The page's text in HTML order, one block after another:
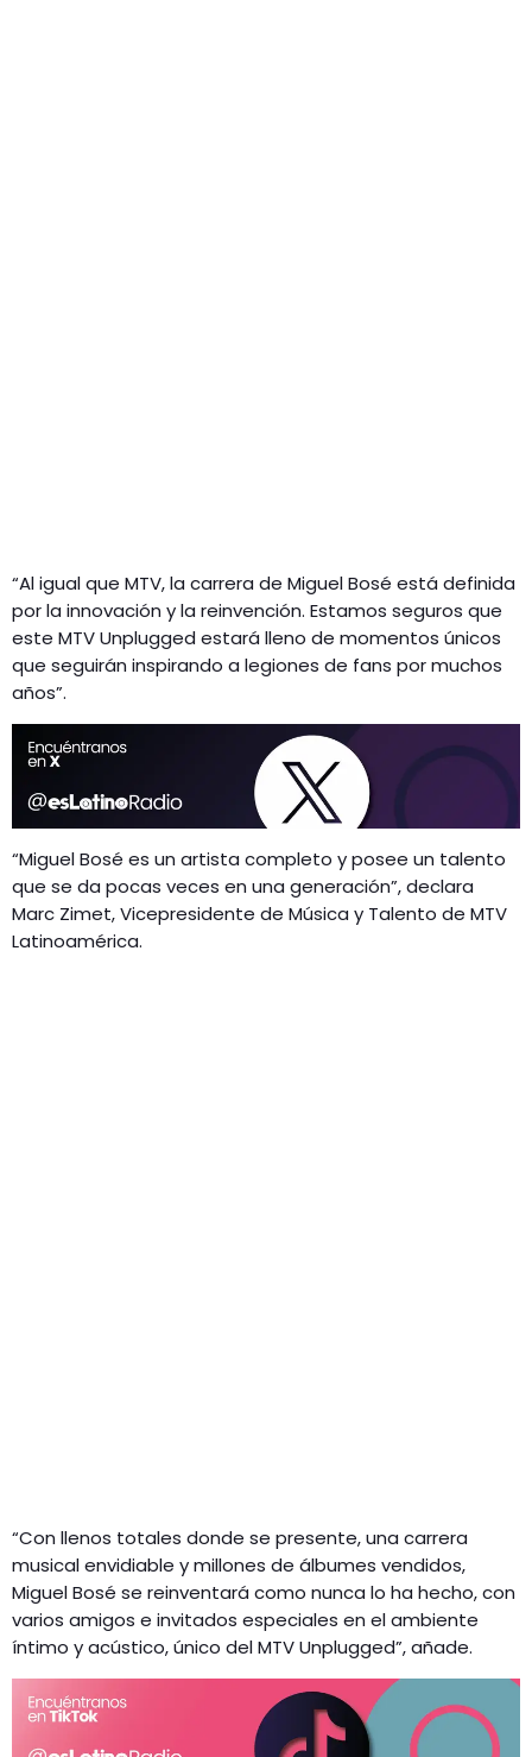
“Al igual que MTV, la carrera de Miguel Bosé está definida
por la innovación y la reinvención. Estamos seguros que
este MTV Unplugged estará lleno de momentos únicos
que seguirán inspirando a legiones de fans por muchos
años”.
“Miguel Bosé es un artista completo y posee un talento
que se da pocas veces en una generación”, declara
Marc Zimet, Vicepresidente de Música y Talento de MTV
Latinoamérica.
“Con llenos totales donde se presente, una carrera
musical envidiable y millones de álbumes vendidos,
Miguel Bosé se reinventará como nunca lo ha hecho, con
varios amigos e invitados especiales en el ambiente
íntimo y acústico, único del MTV Unplugged”, añade.